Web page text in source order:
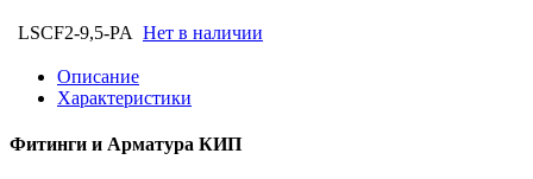
LSCF2-9,5-PA Нет в наличии
Описание
Характеристики
Фитинги и Арматура КИП